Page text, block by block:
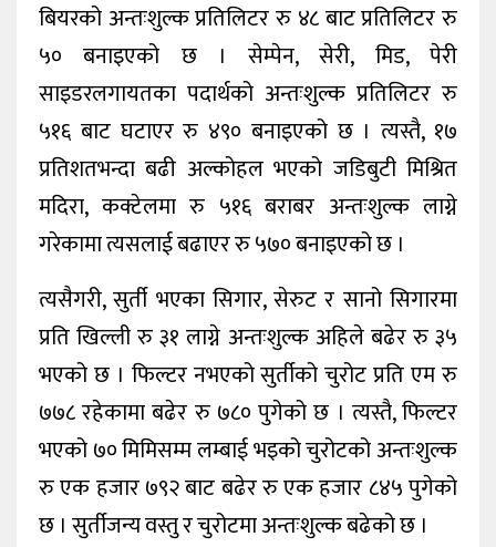
बियरको अन्तःशुल्क प्रतिलिटर रु ४८ बाट प्रतिलिटर रु
५० बनाइएको छ । सेम्पेन, सेरी, मिड, पेरी
साइडरलगायतका पदार्थको अन्तःशुल्क प्रतिलिटर रु
५१६ बाट घटाएर रु ४९० बनाइएको छ । त्यस्तै, १७
प्रतिशतभन्दा बढी अल्कोहल भएको जडिबुटी मिश्रित
मदिरा, कक्टेलमा रु ५१६ बराबर अन्तःशुल्क लाग्ने
गरेकामा त्यसलाई बढाएर रु ५७० बनाइएको छ ।
त्यसैगरी, सुर्ती भएका सिगार, सेरुट र सानो सिगारमा
प्रति खिल्ली रु ३१ लाग्ने अन्तःशुल्क अहिले बढेर रु ३५
भएको छ । फिल्टर नभएको सुर्तीको चुरोट प्रति एम रु
७७८ रहेकामा बढेर रु ७८० पुगेको छ । त्यस्तै, फिल्टर
भएको ७० मिमिसम्म लम्बाई भइको चुरोटको अन्तःशुल्क
रु एक हजार ७९२ बाट बढेर रु एक हजार ८४५ पुगेको
छ । सुर्तीजन्य वस्तु र चुरोटमा अन्तःशुल्क बढेको छ ।